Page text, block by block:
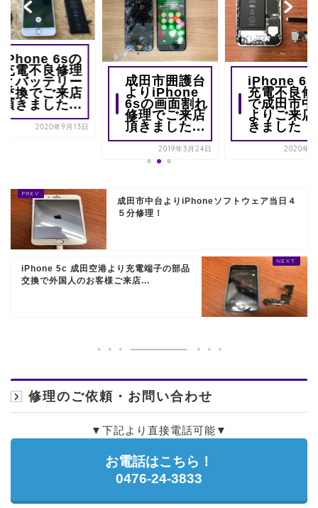
iPhone 6sの
充電不良修理
とバッテリー
交換でご来店
頂きました...
2020年9月13日
成田市囲護台
よりiPhone
6sの画面割れ
修理でご来店
頂きました...
2019年3月24日
iPhone 6s
充電不良修
で成田市中
よりご来店
きました！
2020年3
成田市中台よりiPhoneソフトウェア当日４
５分修理！
iPhone 5c 成田空港より充電端子の部品
交換で外国人のお客様ご来店...
修理のご依頼・お問い合わせ
▼下記より直接電話可能▼
お電話はこちら！
0476-24-3833